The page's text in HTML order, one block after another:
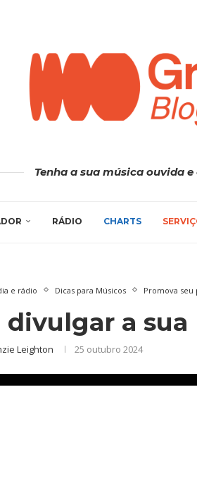
Tenha a sua música ouvida
RÁDIO CHARTS
e rádio Dicas para Músicos Promova seu
a sua
Leighton 25 outubro 2024